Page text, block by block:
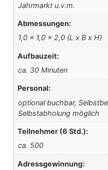
Jahrmarkt u.v.m.
Abmessungen:
1,0 x 1,0 x 2,0 (L x B x H)
Aufbauzeit:
ca. 30 Minuten
Personal:
optional buchbar,
Selbstabholung möglich
Teilnehmer (6 Std.):
ca. 500
Adressgewinnung: